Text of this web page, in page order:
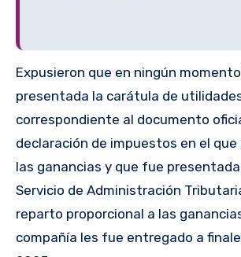
Expusieron que en ningún
presentada la carátula de
correspondiente al documento
declaración de impuestos en el
las ganancias y que fue
Servicio de Administración
reparto proporcional a las
compañía les fue entregado a